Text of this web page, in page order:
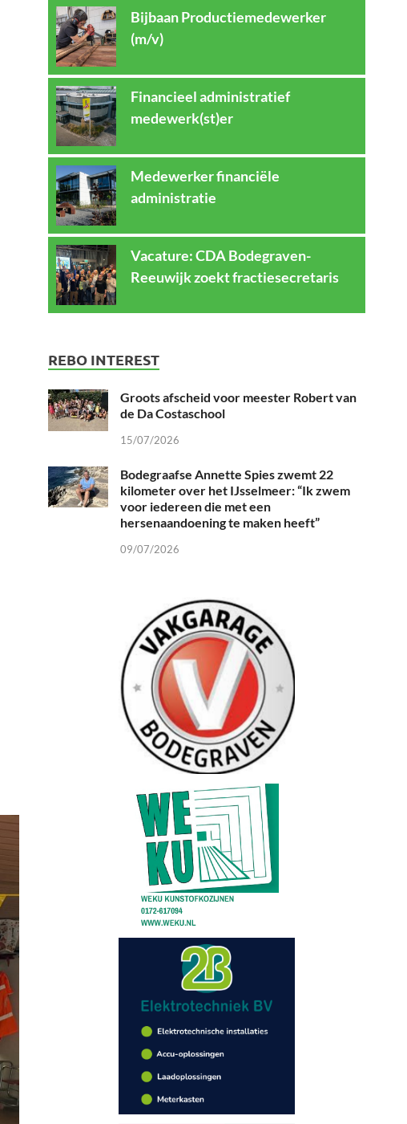
Bijbaan Productiemedewerker
(m/v)
Financieel administratief
medewerk(st)er
Medewerker financiële
administratie
Vacature: CDA Bodegraven-
Reeuwijk zoekt fractiesecretaris
REBO INTEREST
Groots afscheid voor meester Robert van
de Da Costaschool
15/07/2026
Bodegraafse Annette Spies zwemt 22
kilometer over het IJsselmeer: “Ik zwem
voor iedereen die met een
hersenaandoening te maken heeft”
09/07/2026